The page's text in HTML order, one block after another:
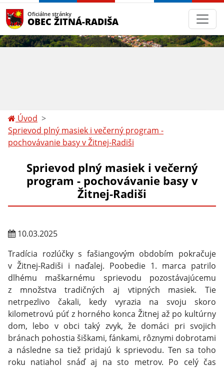
Oficiálne stránky
OBEC ŽITNÁ-RADIŠA
Úvod
Sprievod plný masiek i večerný program -
pochovávanie basy v Žitnej-Radiši
Sprievod plný masiek i večerný
program - pochovávanie basy v
Žitnej-Radiši
10.03.2025
Tradícia rozlúčky s fašiangovým obdobím pokračuje
v Žitnej-Radiši i naďalej. Poobedie 1. marca patrilo
dlhému maškarnému sprievodu pozostávajúcemu
z množstva tradičných aj vtipných masiek. Tie
netrpezlivo čakali, kedy vyrazia na svoju skoro
kilometrovú púť z horného konca Žitnej až po kultúrny
dom, lebo v obci taký zvyk, že domáci pri svojich
bránach pohostia šiškami, fánkami, rôznymi dobrotami
a následne sa tiež pridajú k sprievodu. Ten sa toho
roku natiahol snáď aj na sto metrov. Po celý čas